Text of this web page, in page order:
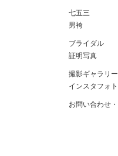
七五三
男袴
ブライダル
証明写真
撮影ギャラリー
インスタフォ
お問い合わせ